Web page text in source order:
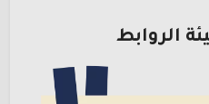
الروابط